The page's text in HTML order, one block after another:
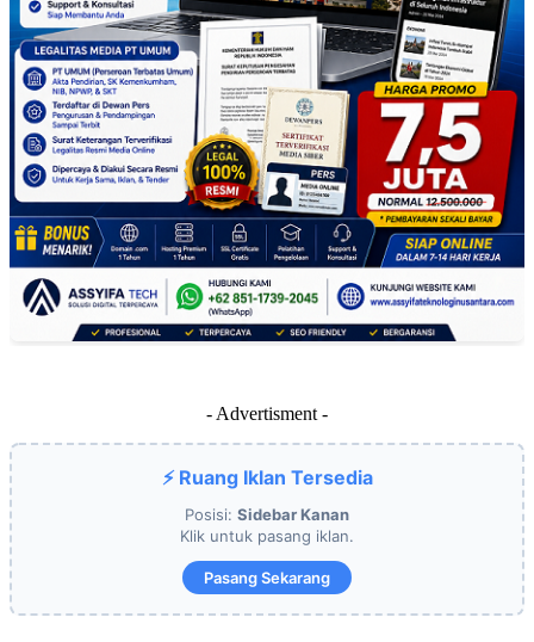
- Advertisment -
⚡ Ruang Iklan Tersedia
Posisi: Sidebar Kanan
Klik untuk pasang iklan.
Pasang Sekarang